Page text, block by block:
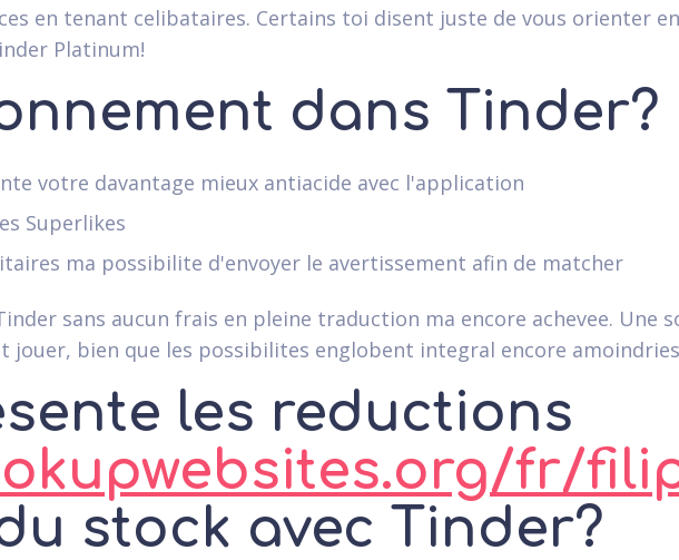
en tenant celibataires. Certains toi disent juste de vous orienter
Platinum!
dans Tinder?
votre davantage mieux antiacide avec l'application
Superlikes
ma possibilite d'envoyer le avertissement afin de matcher
sans aucun frais en pleine traduction ma encore achevee. Une
jouer, bien que les possibilites englobent integral encore
les reductions
fr/
stock avec Tinder?